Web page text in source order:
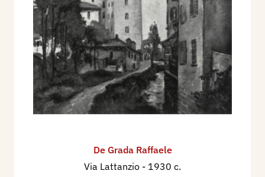
De Grada Raffaele
Via Lattanzio - 1930 c.